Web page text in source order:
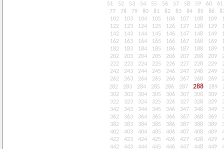
51
52 53 54 55 56 57 58 59 60
61
77
78 79 80 81 82 83 84 85 86
102
103 104 105 106 107 108 109
122
123 124 125 126 127 128 129
142
143 144 145 146 147 148 149
162
163 164 165 166 167 168 169
182
183 184 185 186 187 188 189
202
203 204 205 206 207 208 209
222
223 224 225 226 227 228 229
242
243 244 245 246 247 248 249
262
263 264 265 266 267 268 269
282
283 284 285 286 287 288 289
302
303 304 305 306 307 308 309
322
323 324 325 326 327 328 329
342
343 344 345 346 347 348 349
362
363 364 365 366 367 368 369
382
383 384 385 386 387 388 389
402
403 404 405 406 407 408 409
422
423 424 425 426 427 428 429
442
443 444 445 446 447 448 449